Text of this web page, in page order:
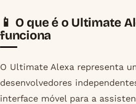
📱 O que é o Ultimate
funciona
O Ultimate Alexa representa
desenvolvedores
interface móvel para a